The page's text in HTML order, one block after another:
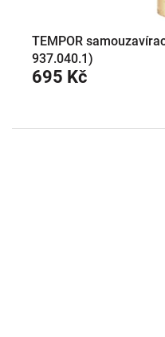
TEMPOR
937.040.1)
695 Kč